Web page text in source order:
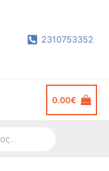
2310753352
0.00€